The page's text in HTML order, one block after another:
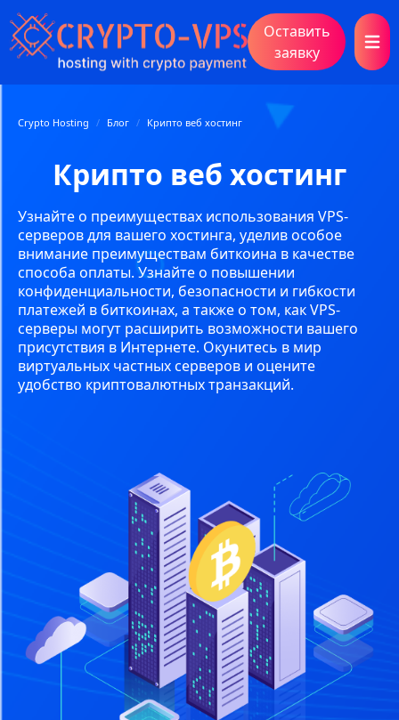
Оставить
заявку
Crypto Hosting / Блог / Крипто веб хостинг
Крипто веб хостинг
Узнайте о преимуществах использования VPS-
серверов для вашего хостинга, уделив особое
внимание преимуществам биткоина в качестве
способа оплаты. Узнайте о повышении
конфиденциальности, безопасности и гибкости
платежей в биткоинах, а также о том, как VPS-
серверы могут расширить возможности вашего
присутствия в Интернете. Окунитесь в мир
виртуальных частных серверов и оцените
удобство криптовалютных транзакций.